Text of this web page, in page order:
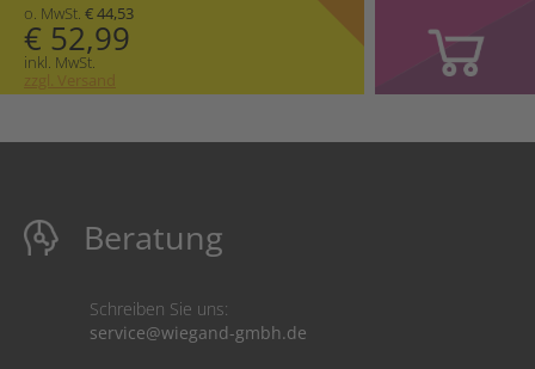
o. MwSt. € 44,53
€ 52,99
inkl. MwSt.
zzgl. Versand
Beratung
Schreiben Sie uns:
service@wiegand-gmbh.de